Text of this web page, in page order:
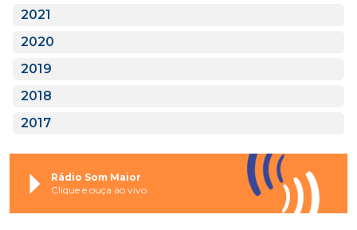
2021
2020
2019
2018
2017
Rádio Som Maior
Clique e ouça ao vivo